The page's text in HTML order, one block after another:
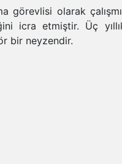
görevlisi olarak
icra etmiştir. Üç
bir neyzendir.